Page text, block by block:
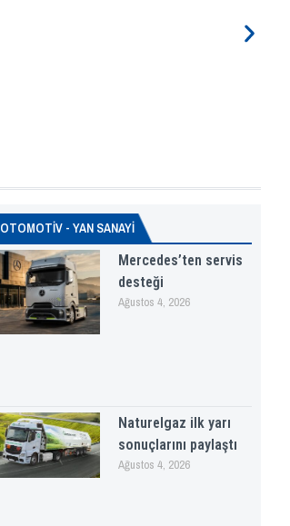
OTOMOTİV - YAN SANAYİ
Mercedes’ten servis
desteği
Ağustos 4, 2026
Naturelgaz ilk yarı
sonuçlarını paylaştı
Ağustos 4, 2026